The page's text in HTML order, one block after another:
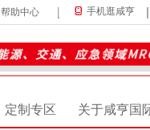
帮助中心 手机逛咸亨
定制专区 关于咸亨国